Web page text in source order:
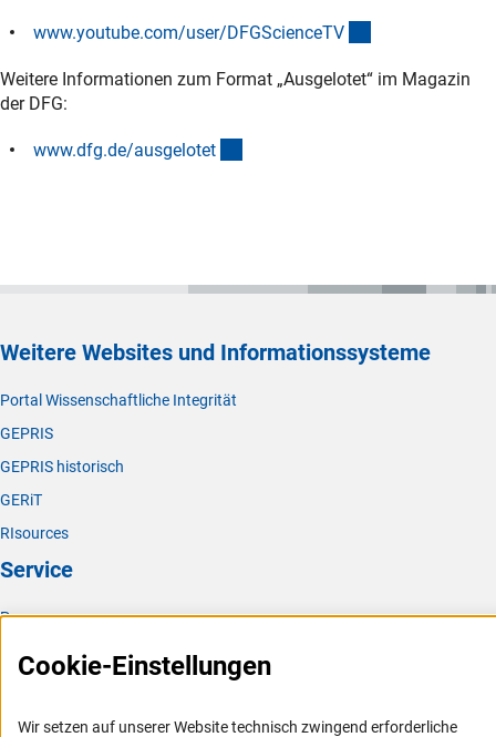
www.youtube.com/user/DFGScienceTV
Weitere Informationen zum Format „Ausgelotet“ im Magazin
der DFG:
www.dfg.de/ausgelotet
Weitere Websites und Informationssysteme
Portal Wissenschaftliche Integrität
GEPRIS
GEPRIS historisch
GERiT
RIsources
Service
Presse
Logo und Corporate Design
Cookie-Einstellungen
Wir setzen auf unserer Website technisch zwingend erforderliche